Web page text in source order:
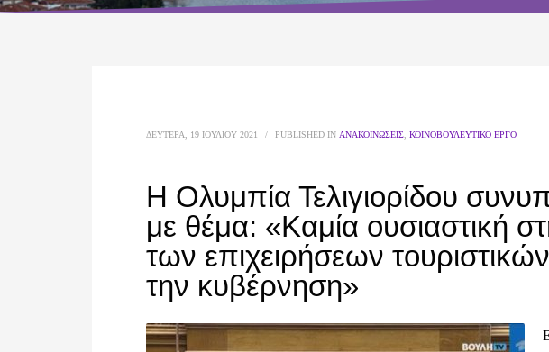
ΔΕΥΤΈΡΑ, 19 ΙΟΥΛΊΟΥ 2021 / PUBLISHED IN ΑΝΑΚΟΙΝΏΣΕΙΣ ΚΟΙΝΟΒΟΥΛΕΥΤΙΚΌ ΈΡΓΟ
Η Ολυμπία Τελιγιορίδου
με θέμα: «Καμία ουσιαστική
των επιχειρήσεων
την κυβέρνηση»